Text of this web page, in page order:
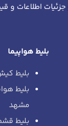
جزئیات اطلاعات و
بلیط هواپیما
بلیط
بلیط
مشهد
بلیط